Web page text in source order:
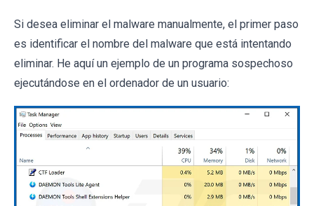
Si desea eliminar el malware manualmente, el primer paso
es identificar el nombre del malware que está intentando
eliminar. He aquí un ejemplo de un programa sospechoso
ejecutándose en el ordenador de un usuario: